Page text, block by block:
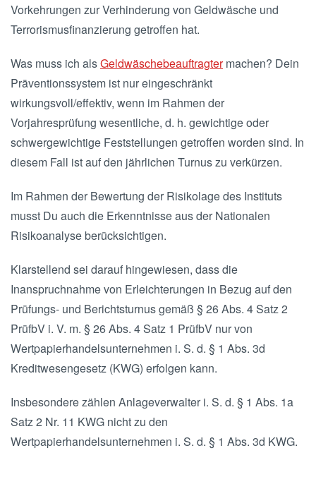
Vorkehrungen zur Verhinderung von Geldwäsche und
Terrorismusfinanzierung getroffen hat.
Was muss ich alsGeldwäschebeauftragtermachen? Dein
Präventionssystem ist nur eingeschränkt
wirkungsvoll/effektiv, wenn im Rahmen der
Vorjahresprüfung wesentliche, d. h. gewichtige oder
schwergewichtige Feststellungen getroffen worden sind. In
diesem Fall ist auf den jährlichen Turnus zu verkürzen.
Im Rahmen der Bewertung der Risikolage des Instituts
musst Du auch die Erkenntnisse aus der Nationalen
Risikoanalyse berücksichtigen.
Klarstellend sei darauf hingewiesen, dass die
Inanspruchnahme von Erleichterungen in Bezug auf den
Prüfungs- und Berichtsturnus gemäß § 26 Abs. 4 Satz 2
PrüfbV i. V. m. § 26 Abs. 4 Satz 1 PrüfbV nur von
Wertpapierhandelsunternehmen i. S. d. § 1 Abs. 3d
Kreditwesengesetz (KWG) erfolgen kann.
Insbesondere zählen Anlageverwalter i. S. d. § 1 Abs. 1a
Satz 2 Nr. 11 KWG nicht zu den
Wertpapierhandelsunternehmen i. S. d. § 1 Abs. 3d KWG.